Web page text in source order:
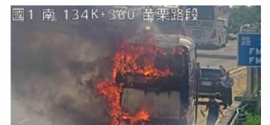
對員警嘟嘴裝可愛，試圖以撒嬌方式請求通融。但面對警方
多次勸說，陳女始終不願配合離開，員警隨後態度轉趨強
硬，並告知若持續妨礙秩序，將依法進行管束。聽聞警方表
態後，陳女開始情緒激動，不斷喊著「我要回家」、「拜託
不要這樣」，之後更直接坐在地板上大鬧，讓不少路過旅客
停下腳步圍觀。警方表示，當時因陳女一度無法自行站立，
員警曾提出協助送醫治療，但遭到對方拒絕。經一段時間勸
導後，陳女最終自行離開車站，並在站外搭乘計程車離去。